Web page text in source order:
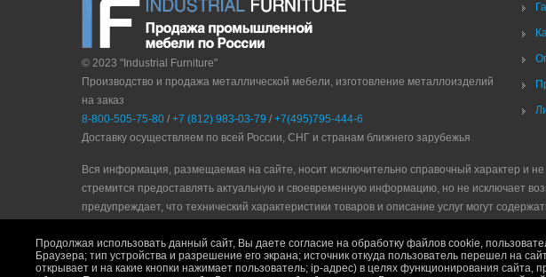
© 2023 "Industrial Furniture"
Производство и продажа металлической мебели, изготовление металлоизделий
на заказ
8-800-505-75-80 / +7 (812) 983-03-79 / +7(495)795-444-6
Доставку осуществляем по всей России, СНГ и странам ближнего зарубежья
Вся информация, размещаемая на сайте, носит исключительно справочный характер и
стремится предоставлять актуальную и своевременную информацию, но не исключает
прeдупрeждaeт, что технический характеристики товаров и описание услуг могут
Продолжая использовать данный сайт, Вы даете согласие на обработку файлов cookie,
Браузера; тип устройства и разрешение его экрана; источник откуда пользователь перешел на
открывает и на какие кнопки нажимает пользователь; ip-адрес) в целях функционирования сайта,